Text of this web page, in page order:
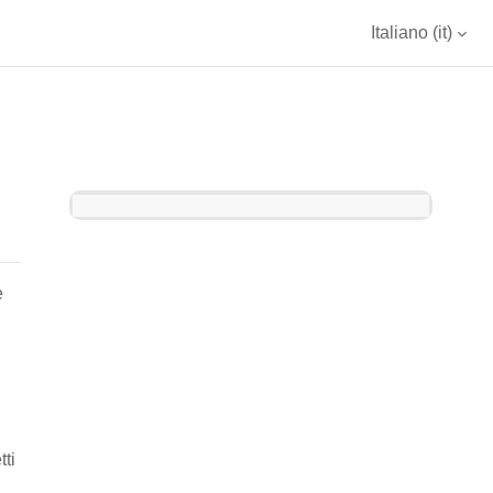
Italiano ‎(it)‎
Blocchi